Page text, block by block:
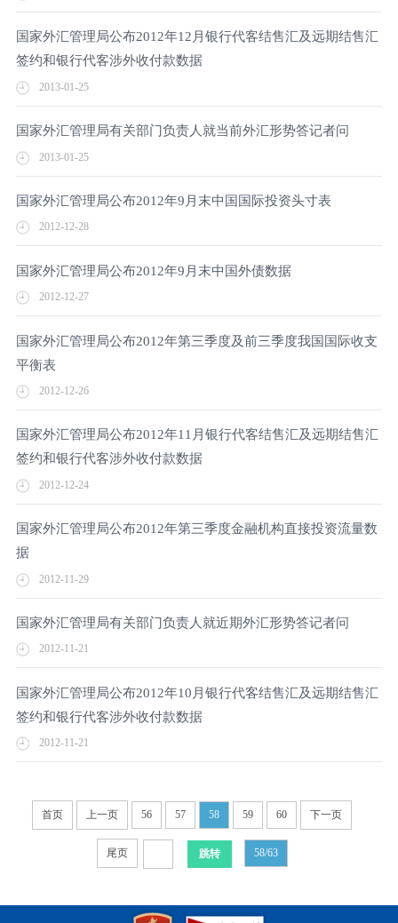
国家外汇管理局公布2012年12月银行代客结售汇及远期结售汇
签约和银行代客涉外收付款数据
2013-01-25
国家外汇管理局有关部门负责人就当前外汇形势答记者问
2013-01-25
国家外汇管理局公布2012年9月末中国国际投资头寸表
2012-12-28
国家外汇管理局公布2012年9月末中国外债数据
2012-12-27
国家外汇管理局公布2012年第三季度及前三季度我国国际收支
平衡表
2012-12-26
国家外汇管理局公布2012年11月银行代客结售汇及远期结售汇
签约和银行代客涉外收付款数据
2012-12-24
国家外汇管理局公布2012年第三季度金融机构直接投资流量数
据
2012-11-29
国家外汇管理局有关部门负责人就近期外汇形势答记者问
2012-11-21
国家外汇管理局公布2012年10月银行代客结售汇及远期结售汇
签约和银行代客涉外收付款数据
2012-11-21
首页 上一页 56 57 58 59 60 下一页
尾页 58/63